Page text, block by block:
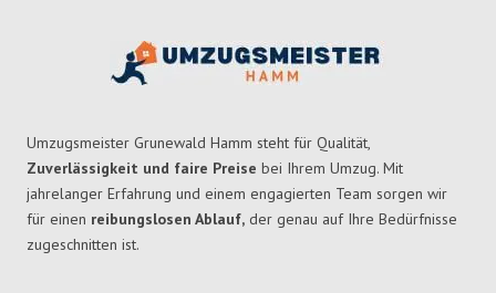
Umzugsmeister Grunewald Hamm steht für Qualität,
Zuverlässigkeit und faire Preise bei Ihrem Umzug. Mit
jahrelanger Erfahrung und einem engagierten Team sorgen wir
für einen reibungslosen Ablauf, der genau auf Ihre Bedürfnisse
zugeschnitten ist.